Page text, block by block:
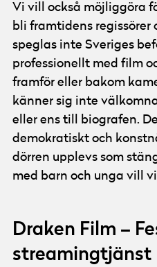
Vi vill också möjliggöra
bli framtidens regissörer
speglas inte Sveriges
professionellt med film
framför eller bakom
känner sig inte
eller ens till biografen.
demokratiskt och
dörren upplevs som
med barn och unga vill
Draken Film –
streamingtjänst